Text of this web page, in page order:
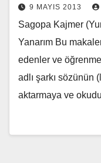
9 MAYIS 2013
Sagopa Kajmer
Yanarım Bu
edenler ve
adlı şarkı sözünün
aktarmaya ve